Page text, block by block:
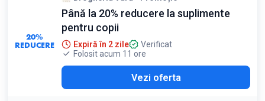
20%
REDUCERE
Până la 20% reducere la suplimente
pentru copii
Expiră în 2 zile
Verificat
Folosit acum 11 ore
Vezi oferta